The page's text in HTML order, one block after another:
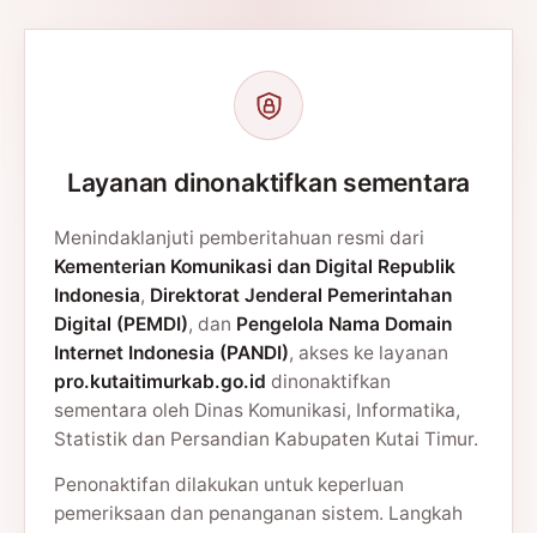
Layanan dinonaktifkan sementara
Menindaklanjuti pemberitahuan resmi dari
Kementerian Komunikasi dan Digital Republik
Indonesia, Direktorat Jenderal Pemerintahan
Digital (PEMDI), dan Pengelola Nama Domain
Internet Indonesia (PANDI), akses ke layanan
pro.kutaitimurkab.go.id dinonaktifkan
sementara oleh Dinas Komunikasi, Informatika,
Statistik dan Persandian Kabupaten Kutai Timur.
Penonaktifan dilakukan untuk keperluan
pemeriksaan dan penanganan sistem. Langkah